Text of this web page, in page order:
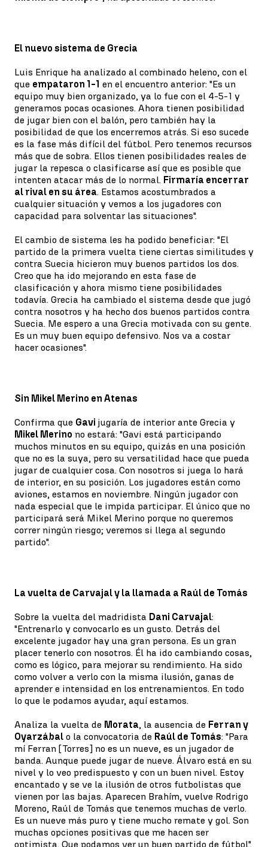
El nuevo sistema de Grecia
Luis Enrique ha analizado al combinado heleno, con el
que empataron 1-1 en el encuentro anterior: "Es un
equipo muy bien organizado, ya lo fue con el 4-5-1 y
generamos pocas ocasiones. Ahora tienen posibilidad
de jugar bien con el balón, pero también hay la
posibilidad de que los encerremos atrás. Si eso sucede
es la fase más difícil del fútbol. Pero tenemos recursos
más que de sobra. Ellos tienen posibilidades reales de
jugar la repesca o clasificarse así que es posible que
intenten atacar más de lo normal. Firmaría encerrar
al rival en su área. Estamos acostumbrados a
cualquier situación y vemos a los jugadores con
capacidad para solventar las situaciones".
El cambio de sistema les ha podido beneficiar: "El
partido de la primera vuelta tiene ciertas similitudes y
contra Suecia hicieron muy buenos partidos los dos.
Creo que ha ido mejorando en esta fase de
clasificación y ahora mismo tiene posibilidades
todavía. Grecia ha cambiado el sistema desde que jugó
contra nosotros y ha hecho dos buenos partidos contra
Suecia. Me espero a una Grecia motivada con su gente.
Es un muy buen equipo defensivo. Nos va a costar
hacer ocasiones".
Sin Mikel Merino en Atenas
Confirma que Gavi jugaría de interior ante Grecia y
Mikel Merino no estará: "Gavi está participando
muchos minutos en su equipo, quizás en una posición
que no es la suya, pero su versatilidad hace que pueda
jugar de cualquier cosa. Con nosotros si juega lo hará
de interior, en su posición. Los jugadores están como
aviones, estamos en noviembre. Ningún jugador con
nada especial que le impida participar. El único que no
participará será Mikel Merino porque no queremos
correr ningún riesgo; veremos si llega al segundo
partido".
La vuelta de Carvajal y la llamada a Raúl de Tomás
Sobre la vuelta del madridista Dani Carvajal:
"Entrenarlo y convocarlo es un gusto. Detrás del
excelente jugador hay una gran persona. Es un gran
placer tenerlo con nosotros. Él ha ido cambiando cosas,
como es lógico, para mejorar su rendimiento. Ha sido
como volver a verlo con la misma ilusión, ganas de
aprender e intensidad en los entrenamientos. En todo
lo que le podamos ayudar, aquí estamos.
Analiza la vuelta de Morata, la ausencia de Ferran y
Oyarzábal o la convocatoria de Raúl de Tomás: "Para
mí Ferran [Torres] no es un nueve, es un jugador de
banda. Aunque puede jugar de nueve. Álvaro está en su
nivel y lo veo predispuesto y con un buen nivel. Estoy
encantado y se ve la ilusión de otros futbolistas que
vienen por las bajas. Aparecen Brahím, vuelve Rodrigo
Moreno, Raúl de Tomás que tenemos muchas de verlo.
Es un nueve más puro y tiene mucho remate y gol. Son
muchas opciones positivas que me hacen ser
optimista. Que podamos ver un buen partido de fútbol".